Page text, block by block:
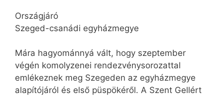
Országjáró
Szeged-csanádi egyházmegye
Mára hagyománnyá vált, hogy szeptember
végén komolyzenei rendezvénysorozattal
emlékeznek meg Szegeden az egyházmegye
alapítójáról és első püspökéről. A Szent Gellért